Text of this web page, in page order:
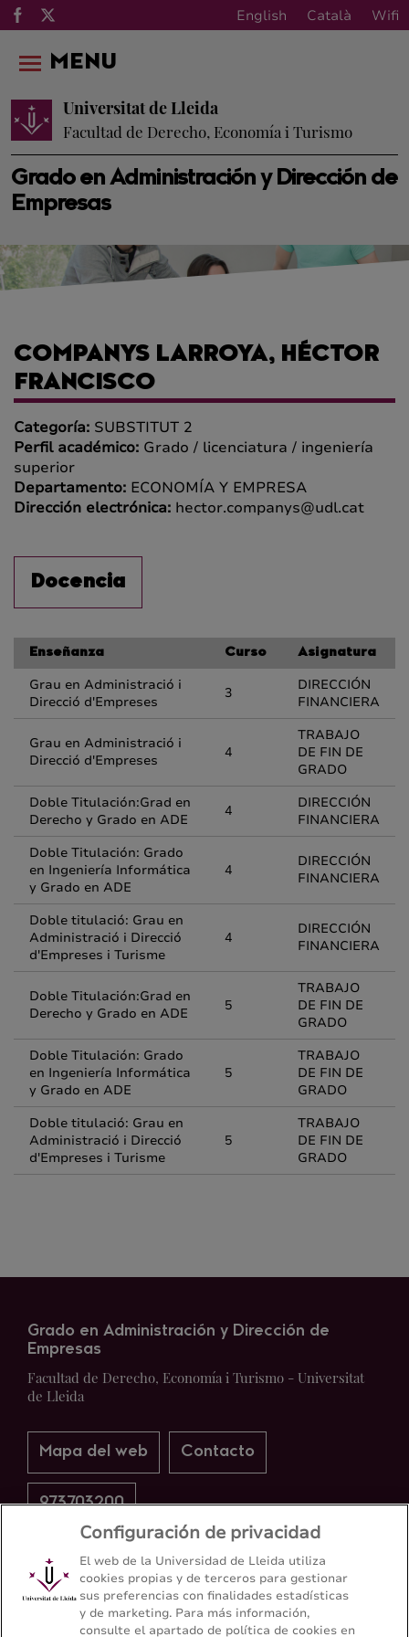
English Català Wifi
Grado en Administración y Dirección de
Empresas
Universitat de Lleida
Facultad de Derecho, Economía i Turismo
MENU
COMPANYS LARROYA, HÉCTOR
FRANCISCO
Categoría: SUBSTITUT 2
Perfil académico: Grado / licenciatura / ingeniería
superior
Departamento: ECONOMÍA Y EMPRESA
Dirección electrónica: hector.companys@udl.cat
Docencia
Enseñanza Curso Asignatura
Grau en Administració i
Direcció d'Empreses
3
DIRECCIÓN
FINANCIERA
Grau en Administració i
Direcció d'Empreses
4
TRABAJO
DE FIN DE
GRADO
Doble Titulación:Grad en
Derecho y Grado en ADE
4
DIRECCIÓN
FINANCIERA
Doble Titulación: Grado
en Ingeniería Informática
y Grado en ADE
4
DIRECCIÓN
FINANCIERA
Doble titulació: Grau en
Administració i Direcció
d'Empreses i Turisme
4
DIRECCIÓN
FINANCIERA
Doble Titulación:Grad en
Derecho y Grado en ADE
5
TRABAJO
DE FIN DE
GRADO
Doble Titulación: Grado
en Ingeniería Informática
y Grado en ADE
5
TRABAJO
DE FIN DE
GRADO
Doble titulació: Grau en
Administració i Direcció
d'Empreses i Turisme
5
TRABAJO
DE FIN DE
GRADO
Grado en Administración y Dirección de
Empresas
Facultad de Derecho, Economía i Turismo - Universitat
de Lleida
Mapa del web Contacto
973703200
Configuración de privacidad
El web de la Universidad de Lleida utiliza
cookies propias y de terceros para gestionar
sus preferencias con finalidades estadísticas
y de marketing. Para más información,
consulte el apartado de política de cookies en